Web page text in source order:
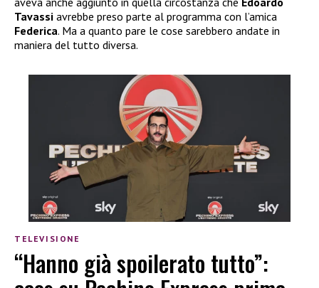
Tavassi avrebbe preso parte al programma con l’amica
Federica. Ma a quanto pare le cose sarebbero andate in
maniera del tutto diversa.
TELEVISIONE
“Hanno già spoilerato tutto”: